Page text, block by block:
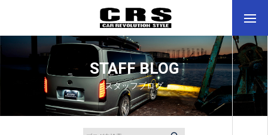
STAFF BLOG
スタッフブログ